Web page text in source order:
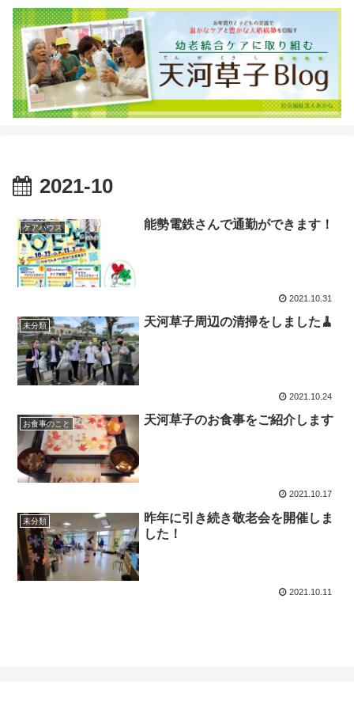
2021-10
ケアハウス 能勢電鉄さんで通勤ができます！
2021.10.31
未分類 天河草子周辺の清掃をしました🧹
2021.10.24
お食事のこと 天河草子のお食事をご紹介します
2021.10.17
未分類
昨年に引き続き敬老会を開催しま
した！
2021.10.11